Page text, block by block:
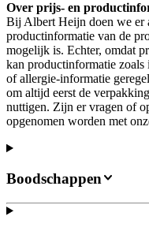
Over prijs- en
Bij Albert Heijn doen we er
productinformatie van de
mogelijk is. Echter, omdat
kan productinformatie zoals
of allergie-informatie
om altijd eerst de
nuttigen. Zijn er vragen of
opgenomen worden met
Boodschappen